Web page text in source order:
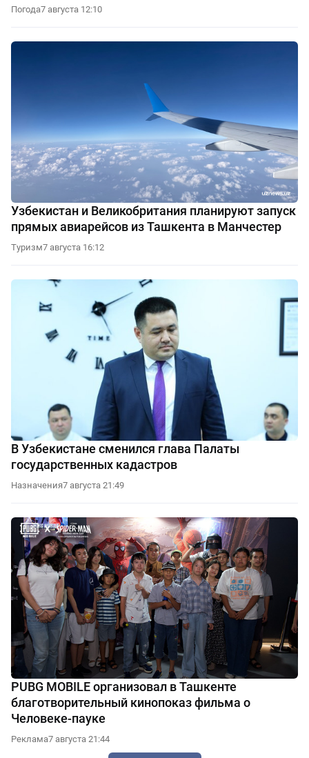
Погода7 августа 12:10
Узбекистан и Великобритания планируют запуск
прямых авиарейсов из Ташкента в Манчестер
Туризм7 августа 16:12
В Узбекистане сменился глава Палаты
государственных кадастров
Назначения7 августа 21:49
PUBG MOBILE организовал в Ташкенте
благотворительный кинопоказ фильма о
Человеке-пауке
Реклама7 августа 21:44